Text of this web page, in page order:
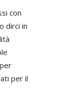
con
dirci in
per il